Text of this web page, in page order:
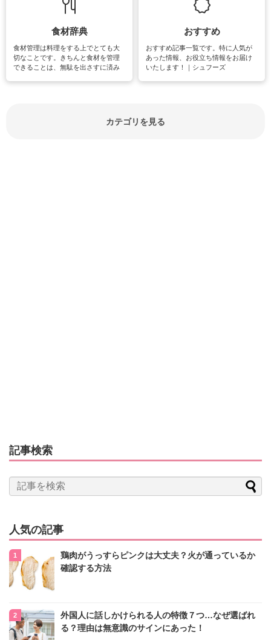
紹介しています。
食材辞典
食材管理は料理をする上でとても大
切なことです。きちんと食材を管理
できることは、無駄を出さすに済み
おすすめ
おすすめ記事一覧です。特に人気が
あった情報、お役立ち情報をお届け
いたします！｜シュフーズ
カテゴリを見る
記事検索
人気の記事
鶏肉がうっすらピンクは大丈夫？火が通っているか
確認する方法
外国人に話しかけられる人の特徴７つ…なぜ選ばれ
る？理由は無意識のサインにあった！